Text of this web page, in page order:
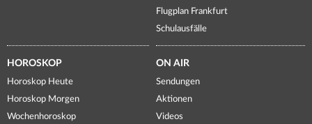
Flugplan Frankfurt
Schulausfälle
HOROSKOP
Horoskop Heute
Horoskop Morgen
Wochenhoroskop
ON AIR
Sendungen
Aktionen
Videos